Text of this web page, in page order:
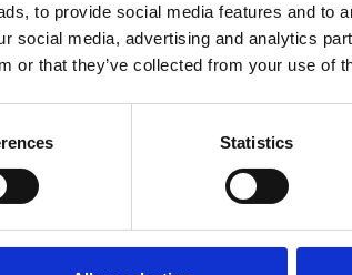
to provide social media features and to
social media, advertising and analytics
or that they’ve collected from your use of
Statistics
is voor uw hond? Vul
u beter voor maatwerk